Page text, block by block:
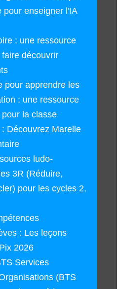
pour enseigner l'IA
: une ressource
découvrir
pour apprendre les
: une ressource
la classe
Découvrez Marelle
ludo-
3R (Réduire,
pour les cycles 2,
: Les leçons
2026
Services
(BTS